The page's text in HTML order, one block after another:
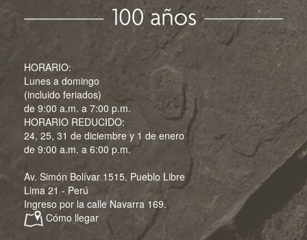
HORARIO:
Lunes a domingo
(incluido feriados)
de 9:00 a.m. a 7:00 p.m.
HORARIO REDUCIDO:
24, 25, 31 de diciembre y 1 de enero
de 9:00 a.m. a 6:00 p.m.
Av. Simón Bolívar 1515, Pueblo Libre
Lima 21 - Perú
Ingreso por la calle Navarra 169.
Cómo llegar